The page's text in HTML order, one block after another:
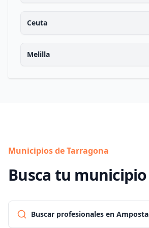
Ceuta
Melilla
Municipios de Tarragona
Busca tu municipio
Buscar profesionales en Amposta